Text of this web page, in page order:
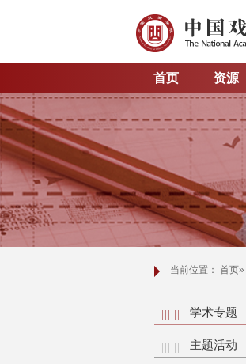
首页 资源
当前位置： 首页»
学术专题
主题活动